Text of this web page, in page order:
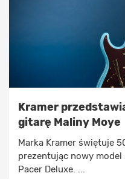
Kramer
gitarę Maliny Moye
Marka Kramer świętuje
prezentując nowy model
Pacer Deluxe. ...